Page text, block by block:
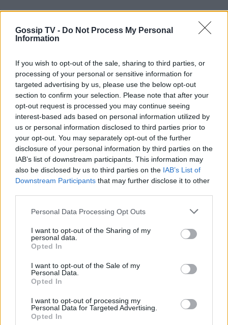
Gossip TV - Do Not Process My Personal
Information
If you wish to opt-out of the sale, sharing to third parties, or
processing of your personal or sensitive information for
targeted advertising by us, please use the below opt-out
section to confirm your selection. Please note that after your
opt-out request is processed you may continue seeing
interest-based ads based on personal information utilized by
us or personal information disclosed to third parties prior to
your opt-out. You may separately opt-out of the further
disclosure of your personal information by third parties on the
IAB’s list of downstream participants. This information may
also be disclosed by us to third parties on the IAB’s List of
Downstream Participants that may further disclose it to other
Personal Data Processing Opt Outs
I want to opt-out of the Sharing of my
personal data.
Opted In
I want to opt-out of the Sale of my
Personal Data.
Opted In
I want to opt-out of processing my
Personal Data for Targeted Advertising.
Opted In
Όσο για το podcast της Έλενας Ακρίτα, είπε:
«Την πήρα τηλέφωνο, το σήκωσε ο σύζυγος, δεν
δέχτηκε να μιλήσουμε δεν με πήρε πίσω. Δεν
πειράζει, θα ήθελα να την ευχαριστήσω που